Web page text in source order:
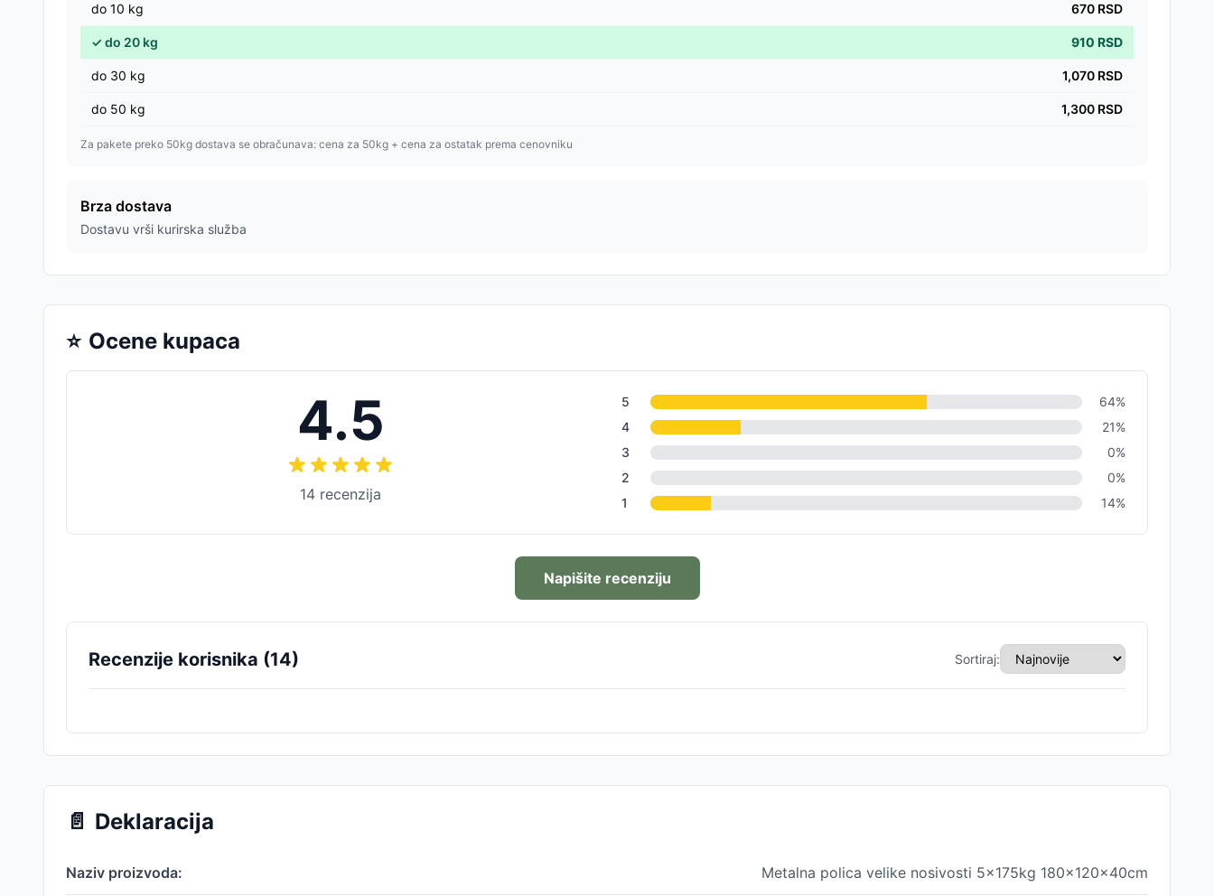
do 10 kg 670 RSD
✓do 20 kg 910 RSD
do 30 kg 1,070 RSD
do 50 kg 1,300 RSD
Za pakete preko 50kg dostava se obračunava: cena za 50kg + cena za ostatak prema cenovniku
Brza dostava
Dostavu vrši kurirska služba
⭐ Ocene kupaca
4.5
14 recenzija
5 64%
4
21%
3
0%
2
0%
1
14%
Napišite recenziju
Recenzije korisnika (14) Sortiraj:
📄 Deklaracija
Naziv proizvoda: Metalna polica velike nosivosti 5x175kg 180x120x40cm